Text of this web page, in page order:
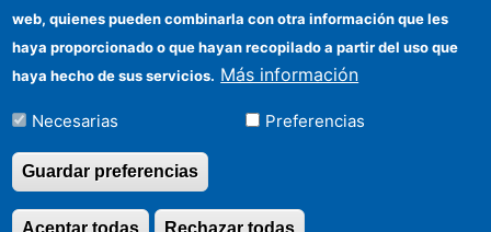
Sede electrónica CSIC
Organismos financiadores
Información para proveedores
Cómo llegar
web, quienes pueden combinarla con otra información que les
haya proporcionado o que hayan recopilado a partir del uso que
haya hecho de sus servicios. Más información
Necesarias Preferencias
Guardar preferencias
Rechazar todas
Aceptar todas